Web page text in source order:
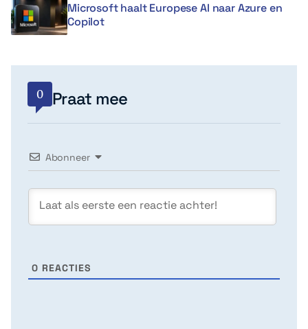
Microsoft haalt Europese AI naar Azure en
Copilot
0 Praat mee
Abonneer
0 REACTIES